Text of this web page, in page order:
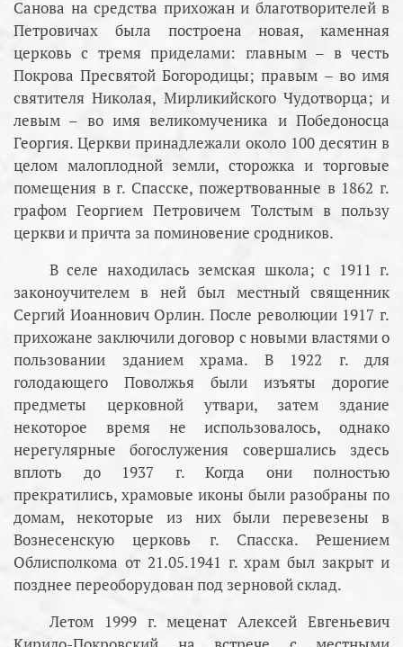
Санова на средства прихожан и благотворителей в
Петровичах была построена новая, каменная
церковь с тремя приделами: главным – в честь
Покрова Пресвятой Богородицы; правым – во имя
святителя Николая, Мирликийского Чудотворца; и
левым – во имя великомученика и Победоносца
Георгия. Церкви принадлежали около 100 десятин в
целом малоплодной земли, сторожка и торговые
помещения в г. Спасске, пожертвованные в 1862 г.
графом Георгием Петровичем Толстым в пользу
церкви и причта за поминовение сродников.
В селе находилась земская школа; с 1911 г.
законоучителем в ней был местный священник
Сергий Иоаннович Орлин. После революции 1917 г.
прихожане заключили договор с новыми властями о
пользовании зданием храма. В 1922 г. для
голодающего Поволжья были изъяты дорогие
предметы церковной утвари, затем здание
некоторое время не использовалось, однако
нерегулярные богослужения совершались здесь
вплоть до 1937 г. Когда они полностью
прекратились, храмовые иконы были разобраны по
домам, некоторые из них были перевезены в
Вознесенскую церковь г. Спасска. Решением
Облисполкома от 21.05.1941 г. храм был закрыт и
позднее переоборудован под зерновой склад.
Летом 1999 г. меценат Алексей Евгеньевич